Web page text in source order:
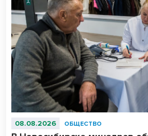
08.08.2026 ОБЩЕСТВО